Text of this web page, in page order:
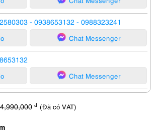
- 0938653132 - 0988323241
Chat Messenger
Chat Messenger
đ (Đã có VAT)